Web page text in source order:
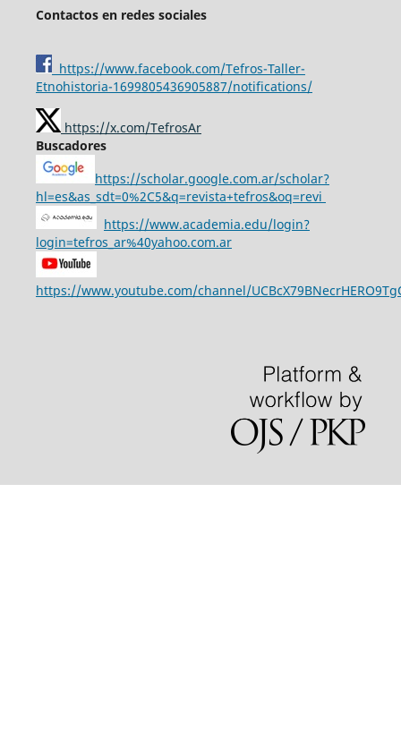
Contactos en redes sociales
https://www.facebook.com/Tefros-Taller-
Etnohistoria-1699805436905887/notifications/
https://x.com/TefrosAr
Buscadores
https://scholar.google.com.ar/scholar?
hl=es&as_sdt=0%2C5&q=revista+tefros&oq=revi
https://www.academia.edu/login?
login=tefros_ar%40yahoo.com.ar
https://www.youtube.com/channel/